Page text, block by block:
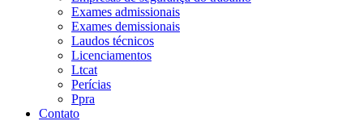
Exames admissionais
Exames demissionais
Laudos técnicos
Licenciamentos
Ltcat
Perícias
Ppra
Contato